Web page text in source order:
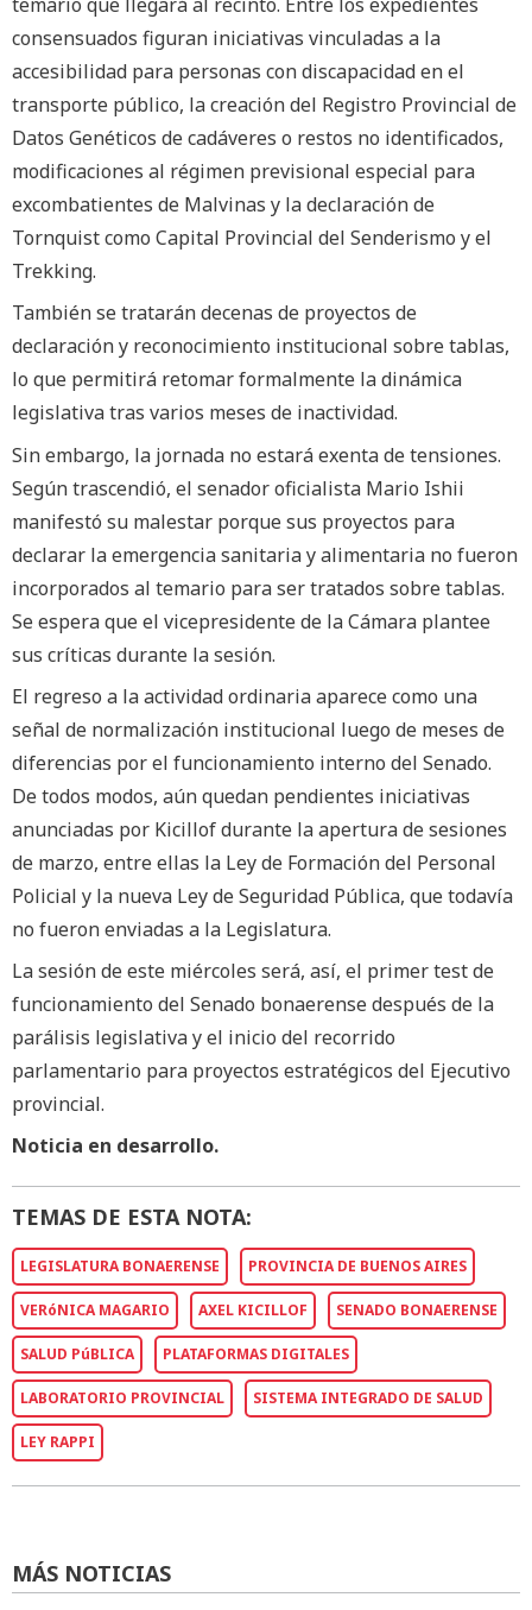
consensuados figuran iniciativas vinculadas a la
accesibilidad para personas con discapacidad en el
transporte público, la creación del Registro Provincial de
Datos Genéticos de cadáveres o restos no identificados,
modificaciones al régimen previsional especial para
excombatientes de Malvinas y la declaración de
Tornquist como Capital Provincial del Senderismo y el
Trekking.
También se tratarán decenas de proyectos de
declaración y reconocimiento institucional sobre tablas,
lo que permitirá retomar formalmente la dinámica
legislativa tras varios meses de inactividad.
Sin embargo, la jornada no estará exenta de tensiones.
Según trascendió, el senador oficialista Mario Ishii
manifestó su malestar porque sus proyectos para
declarar la emergencia sanitaria y alimentaria no fueron
incorporados al temario para ser tratados sobre tablas.
Se espera que el vicepresidente de la Cámara plantee
sus críticas durante la sesión.
El regreso a la actividad ordinaria aparece como una
señal de normalización institucional luego de meses de
diferencias por el funcionamiento interno del Senado.
De todos modos, aún quedan pendientes iniciativas
anunciadas por Kicillof durante la apertura de sesiones
de marzo, entre ellas la Ley de Formación del Personal
Policial y la nueva Ley de Seguridad Pública, que todavía
no fueron enviadas a la Legislatura.
La sesión de este miércoles será, así, el primer test de
funcionamiento del Senado bonaerense después de la
parálisis legislativa y el inicio del recorrido
parlamentario para proyectos estratégicos del Ejecutivo
provincial.
Noticia en desarrollo.
TEMAS DE ESTA NOTA:
LEGISLATURA BONAERENSE PROVINCIA DE BUENOS AIRES
VERóNICA MAGARIO AXEL KICILLOF SENADO BONAERENSE
SALUD PúBLICA PLATAFORMAS DIGITALES
LABORATORIO PROVINCIAL SISTEMA INTEGRADO DE SALUD
LEY RAPPI
MÁS NOTICIAS